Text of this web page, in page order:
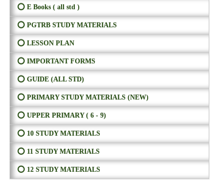
⭕ E Books ( all std )
⭕ PGTRB STUDY MATERIALS
⭕ LESSON PLAN
⭕ IMPORTANT FORMS
⭕ GUIDE (ALL STD)
⭕ PRIMARY STUDY MATERIALS (NEW)
⭕ UPPER PRIMARY ( 6 - 9)
⭕ 10 STUDY MATERIALS
⭕ 11 STUDY MATERIALS
⭕ 12 STUDY MATERIALS